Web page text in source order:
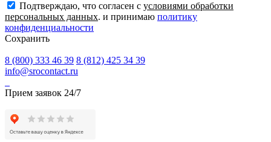
Подтверждаю, что согласен с условиями обработки
персональных данных. и принимаю политику
конфиденциальности
Сохранить
8 (800) 333 46 39 8 (812) 425 34 39
info@srocontact.ru
Прием заявок 24/7